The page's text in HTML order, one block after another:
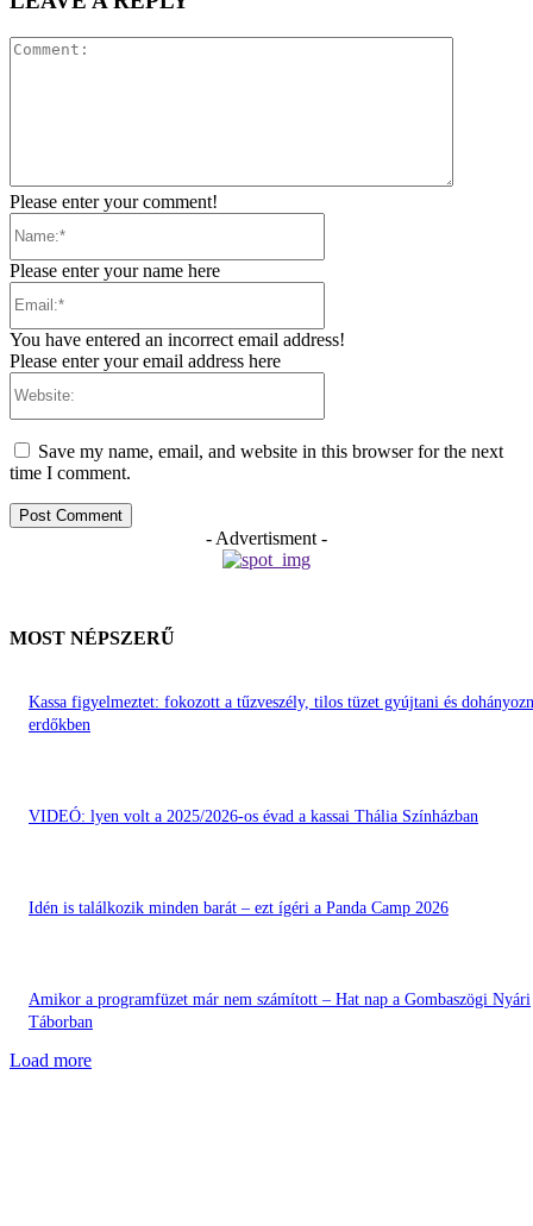
Please enter your comment!
Please enter your name here
You have entered an incorrect email address!
Please enter your email address here
Save my name, email, and website in this browser for the next
time I comment.
- Advertisment -
MOST NÉPSZERŰ
Kassa figyelmeztet: fokozott a tűzveszély, tilos tüzet gyújtani és
erdőkben
VIDEÓ: lyen volt a 2025/2026-os évad a kassai Thália Színházban
Idén is találkozik minden barát – ezt ígéri a Panda Camp 2026
Amikor a programfüzet már nem számított – Hat nap a Gombaszögi Nyári
Táborban
Load more